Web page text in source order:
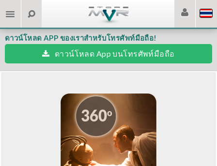
ดาวน์โหลด APP ของเราสำหรับโทรศัพท์มือถือ!
ดาวน์โหลด App บนโทรศัพท์มือถือ